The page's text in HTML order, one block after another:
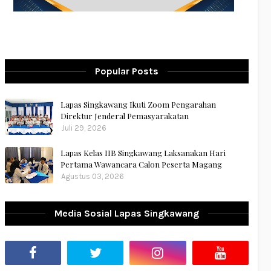
Popular Posts
Lapas Singkawang Ikuti Zoom Pengarahan
Direktur Jenderal Pemasyarakatan
Juli 29, 2026
Lapas Kelas IIB Singkawang Laksanakan Hari
Pertama Wawancara Calon Peserta Magang
Agustus 03, 2026
Media Sosial Lapas Singkawang